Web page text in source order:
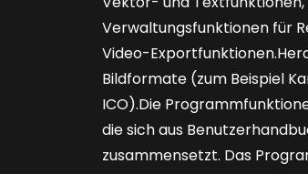
Verwaltungsfunktionen für
Video-
Bildformate (zum Beispiel
ICO).Die
die sich aus
zusammensetzt. Das